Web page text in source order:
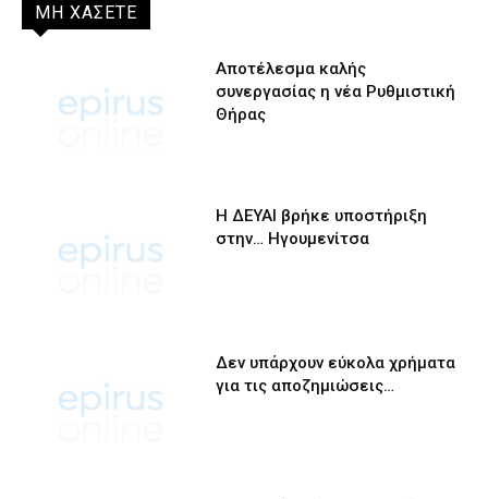
ΜΗ ΧΑΣΕΤΕ
Αποτέλεσμα καλής
συνεργασίας η νέα Ρυθμιστική
Θήρας
Η ΔΕΥΑΙ βρήκε υποστήριξη
στην… Ηγουμενίτσα
Δεν υπάρχουν εύκολα χρήματα
για τις αποζημιώσεις…